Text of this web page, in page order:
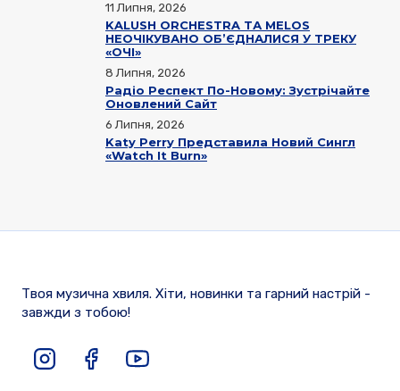
KALUSH ORCHESTRA ТА MELOS
НЕОЧІКУВАНО ОБ’ЄДНАЛИСЯ У ТРЕКУ
«ОЧІ»
11 Липня, 2026
Радіо Респект По-Новому: Зустрічайте
Оновлений Сайт
8 Липня, 2026
Katy Perry Представила Новий Сингл
«Watch It Burn»
6 Липня, 2026
Твоя музична хвиля. Хіти, новинки та гарний настрій -
завжди з тобою!